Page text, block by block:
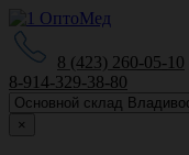
8 (423) 260-05-10
8-914-329-38-80
×